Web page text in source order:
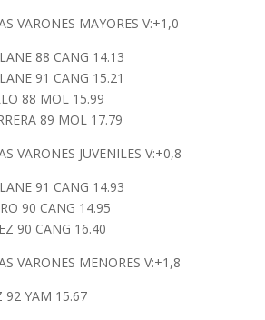
VARONES MAYORES V:+1,0
88 CANG 14.13
91 CANG 15.21
88 MOL 15.99
89 MOL 17.79
VARONES JUVENILES V:+0,8
91 CANG 14.93
90 CANG 14.95
90 CANG 16.40
VARONES MENORES V:+1,8
92 YAM 15.67